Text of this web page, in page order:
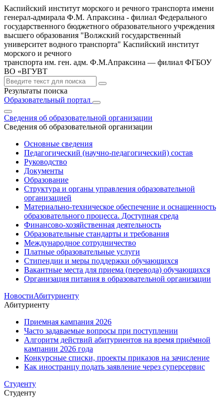
Каспийский институт морского и речного транспорта имени
генерал-адмирала Ф.М. Апраксина - филиал Федерального
государственного бюджетного образовательного учреждения
высшего образования "Волжский государственный
университет водного транспорта" Каспийский институт
морского и речного
транспорта им. ген. адм. Ф.М.Апраксина — филиал ФГБОУ
ВО «ВГУВТ
Результаты поиска
Образовательный портал
Сведения об образовательной организации
Сведения об образовательной организации
Основные сведения
Педагогический (научно-педагогический) состав
Руководство
Документы
Образование
Структура и органы управления образовательной
организацией
Материально-техническое обеспечение и оснащенность
образовательного процесса. Доступная среда
Финансово-хозяйственная деятельность
Образовательные стандарты и требования
Международное сотрудничество
Платные образовательные услуги
Стипендии и меры поддержки обучающихся
Вакантные места для приема (перевода) обучающихся
Организация питания в образовательной организации
НовостиАбитуриенту
Абитуриенту
Приемная кампания 2026
Часто задаваемые вопросы при поступлении
Алгоритм действий абитуриентов на время приёмной
кампании 2026 года
Конкурсные списки, проекты приказов на зачисление
Как иностранцу подать заявление через суперсервис
Студенту
Студенту